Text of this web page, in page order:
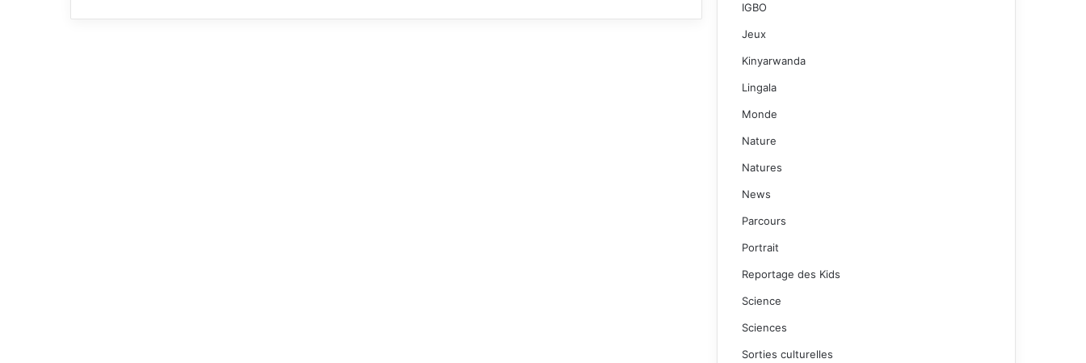
IGBO
Jeux
Kinyarwanda
Lingala
Monde
Nature
Natures
News
Parcours
Portrait
Reportage des Kids
Science
Sciences
Sorties culturelles